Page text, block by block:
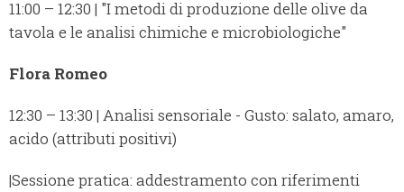
11:00 – 12:30 | "I metodi di produzione delle olive da
tavola e le analisi chimiche e microbiologiche"
Flora Romeo
12:30 – 13:30 | Analisi sensoriale - Gusto: salato, amaro,
acido (attributi positivi)
|Sessione pratica: addestramento con riferimenti